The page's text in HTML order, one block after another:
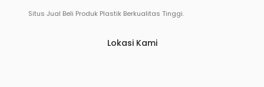
Situs Jual Beli Produk Plastik Berkualitas Tinggi.
Lokasi Kami